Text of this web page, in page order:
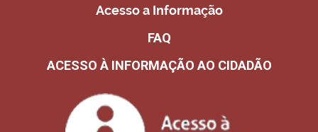
Acesso a Informação
FAQ
ACESSO À INFORMAÇÃO AO CIDADÃO